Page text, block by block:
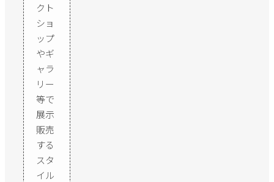
クト
ショ
ップ
やギ
ャラ
リー
等で
展示
販売
する
スタ
イル